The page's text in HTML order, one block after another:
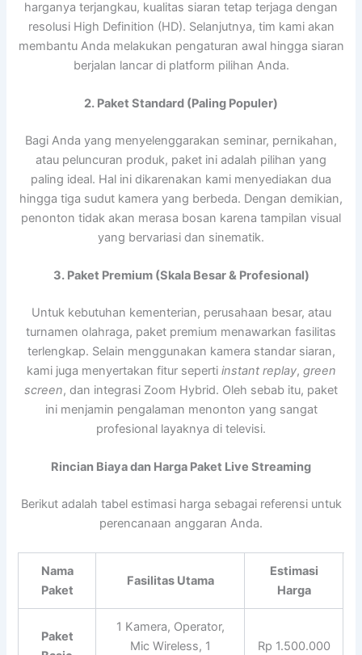
harganya terjangkau, kualitas siaran tetap terjaga dengan
resolusi High Definition (HD). Selanjutnya, tim kami akan
membantu Anda melakukan pengaturan awal hingga siaran
berjalan lancar di platform pilihan Anda.
2. Paket Standard (Paling Populer)
Bagi Anda yang menyelenggarakan seminar, pernikahan,
atau peluncuran produk, paket ini adalah pilihan yang
paling ideal. Hal ini dikarenakan kami menyediakan dua
hingga tiga sudut kamera yang berbeda. Dengan demikian,
penonton tidak akan merasa bosan karena tampilan visual
yang bervariasi dan sinematik.
3. Paket Premium (Skala Besar & Profesional)
Untuk kebutuhan kementerian, perusahaan besar, atau
turnamen olahraga, paket premium menawarkan fasilitas
terlengkap. Selain menggunakan kamera standar siaran,
kami juga menyertakan fitur seperti instant replay, green
screen, dan integrasi Zoom Hybrid. Oleh sebab itu, paket
ini menjamin pengalaman menonton yang sangat
profesional layaknya di televisi.
Rincian Biaya dan Harga Paket Live Streaming
Berikut adalah tabel estimasi harga sebagai referensi untuk
perencanaan anggaran Anda.
Nama
Paket
Fasilitas Utama
Estimasi
Harga
Paket
1 Kamera, Operator,
Mic Wireless, 1
Rp 1.500.000